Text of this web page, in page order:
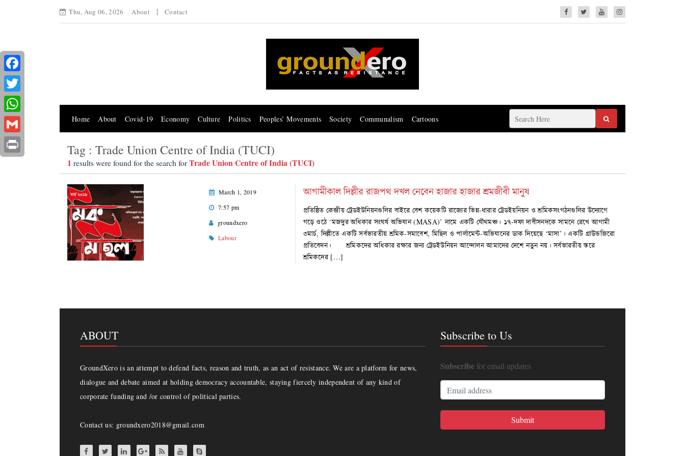
Thu, Aug 06, 2026 About Contact
Home About Covid-19 Economy Culture Politics Peoples’ Movements Society Communalism Cartoons
Tag : Trade Union Centre of India (TUCI)
1 results were found for the search forTrade Union Centre of India (TUCI)
March 1, 2019
7:57 pm
groundxero
Labour
আগামীকাল দিল্লীর রাজপথ দখল নেবেন হাজার হাজার শ্রমজীবী মানুষ
প্রতিষ্ঠিত কেন্দ্রীয় ট্রেডইউনিয়নগুলির বাইরে বেশ কয়েকটি রাজ্যের ভিন্ন-ধারার ট্রেডইয়নিয়ন ও শ্রমিকসংগঠনগুলির উদ্যোগে
গড়ে ওঠে ‘মজদুর অধিকার সংঘর্ষ অভিযান (MASA)’ নামে একটি যৌথমঞ্চ। ১৭-দফা দাবীসনদকে সামনে রেখে আগামী
৩মার্চ, দিল্লীতে একটি সর্বভারতীয় শ্রমিক-সমাবেশ, মিছিল ও পার্লামেন্ট-অভিযানের ডাক দিয়েছে ‘মাসা’। একটি গ্রাউন্ডজিরো
প্রতিবেদন। শ্রমিকদের অধিকার রক্ষার জন্য ট্রেডইউনিয়ন আন্দোলন আমাদের দেশে নতুন নয়। সর্বভারতীয় স্তরে
শ্রমিকদের […]
ABOUT
GroundXero is an attempt to defend facts, reason and truth, as an act of resistance. We are a platform for news,
dialogue and debate aimed at holding democracy accountable, staying fiercely independent of any kind of
corporate funding and /or control of political parties.
Contact us: groundxero2018@gmail.com
Subscribe to Us
Subscribefor email updates
Facebook
Twitter
WhatsApp
Gmail